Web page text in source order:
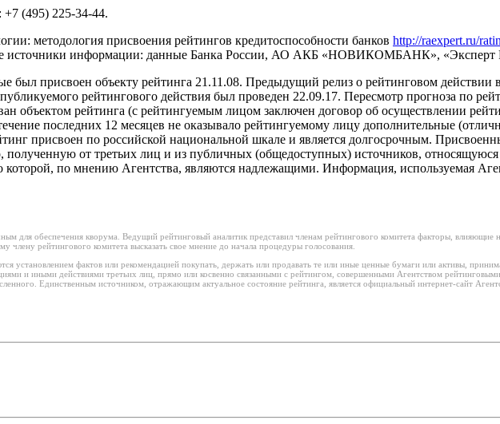
+7 (495) 225-34-44.
методология присвоения рейтингов кредитоспособности банков http://raexpert.ru/
источники информации: данные Банка России, АО АКБ «НОВИКОМБАНК», «Эксперт
был присвоен объекту рейтинга 21.11.08. Предыдущий релиз о рейтинговом
рейтингового действия был проведен 22.09.17. Пересмотр прогноза по
объектом рейтинга (с рейтингуемым лицом заключен договор об осуществлении
последних 12 месяцев не оказывало рейтингуемому лицу дополнительные
присвоен по российской национальной шкале и является долгосрочным.
от третьих лиц и из публичных (общедоступных) источников, относящуюся
которой, по мнению Агентства, являются надлежащими. Информация, используемая
для обеспечения кворума. Ведущий рейтинговый аналитик представил членам рейтингового комитета факторы,
члену рейтингового комитета высказать свое мнение до начала процедуры голосования.
установлением фактов или рекомендацией покупать, держать или продавать те или иные ценные бумаги или активы,
и иными действиями третьих лиц, прямо или косвенно связанными с рейтингом, совершенными Агентством
Единственным источником, отражающим актуальное состояние рейтинга, является официальный интернет-сайт